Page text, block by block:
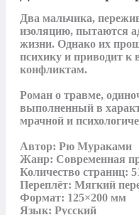
Два мальчика,
изоляцию, пытаются
жизни. Однако их
психику и приводит
конфликтам.
Роман о травме,
выполненный в
мрачной и
Автор: Рю Мураками
Жанр: Современная
Количество страниц:
Переплёт: Мягкий
Формат: 125×200 мм
Язык: Русский